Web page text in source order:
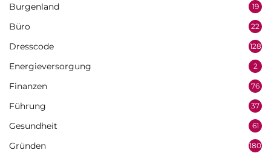
Burgenland 19
Büro 22
Dresscode 128
Energieversorgung 2
Finanzen 76
Führung 37
Gesundheit 61
Gründen 180